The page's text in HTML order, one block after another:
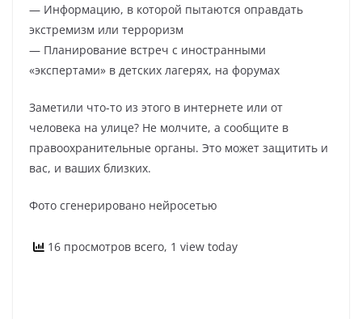
— Информацию, в которой пытаются оправдать
экстремизм или терроризм
— Планирование встреч с иностранными
«экспертами» в детских лагерях, на форумах
Заметили что-то из этого в интернете или от
человека на улице? Не молчите, а сообщите в
правоохранительные органы. Это может защитить и
вас, и ваших близких.
Фото сгенерировано нейросетью
16 просмотров всего, 1 view today